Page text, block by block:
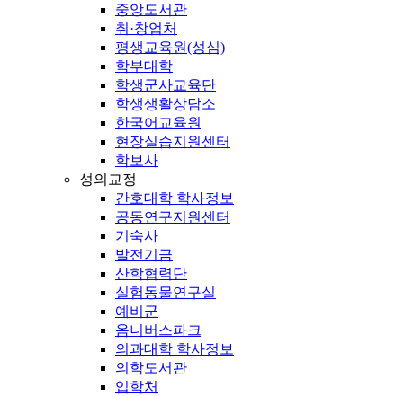
중앙도서관
취·창업처
평생교육원(성심)
학부대학
학생군사교육단
학생생활상담소
한국어교육원
현장실습지원센터
학보사
성의교정
간호대학 학사정보
공동연구지원센터
기숙사
발전기금
산학협력단
실험동물연구실
예비군
옴니버스파크
의과대학 학사정보
의학도서관
입학처